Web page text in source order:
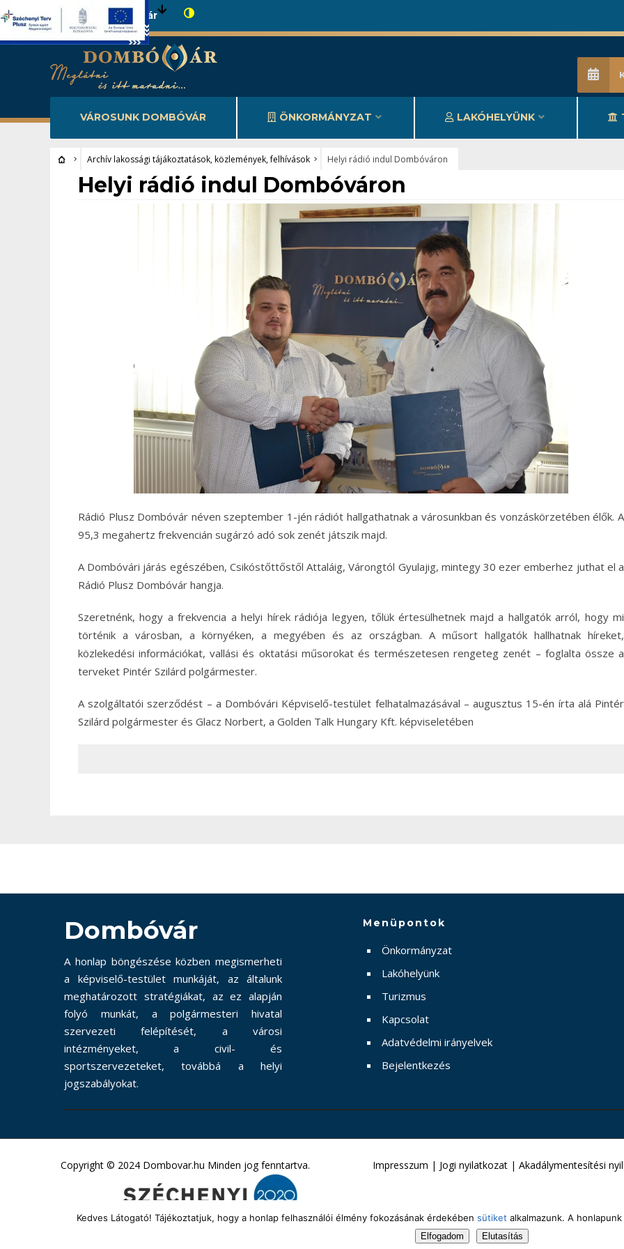
Városunk Dombóvár
VÁROSUNK DOMBÓVÁR ÖNKORMÁNYZAT LAKÓHELYÜNK
Archív lakossági tájákoztatások, közlemények, felhívások Helyi rádió indul Dombóváron
Archív lakossági tájákoztatások, közlemények, felhívások
Helyi rádió indul Dombóváron
Rádió Plusz Dombóvár néven szeptember 1-jén rádiót hallgathatnak a városunkban és vonzáskörzetében élők. A
95,3 megahertz frekvencián sugárzó adó sok zenét játszik majd.
A Dombóvári járás egészében, Csikóstőttőstől Attaláig, Várongtól Gyulajig, mintegy 30 ezer emberhez juthat el a
Rádió Plusz Dombóvár hangja.
Szeretnénk, hogy a frekvencia a helyi hírek rádiója legyen, tőlük értesülhetnek majd a hallgatók arról, hogy mi
történik a városban, a környéken, a megyében és az országban. A műsort hallgatók hallhatnak híreket,
közlekedési információkat, vallási és oktatási műsorokat és természetesen rengeteg zenét – foglalta össze a
terveket Pintér Szilárd polgármester.
A szolgáltatói szerződést – a Dombóvári Képviselő-testület felhatalmazásával – augusztus 15-én írta alá Pintér
Szilárd polgármester és Glacz Norbert, a Golden Talk Hungary Kft. képviseletében
Dombóvár
A honlap böngészése közben megismerheti
a képviselő-testület munkáját, az általunk
meghatározott stratégiákat, az ez alapján
folyó munkát, a polgármesteri hivatal
szervezeti felépítését, a városi
intézményeket, a civil- és
sportszervezeteket, továbbá a helyi
jogszabályokat.
Menüpontok
Önkormányzat
Lakóhelyünk
Turizmus
Kapcsolat
Adatvédelmi irányelvek
Bejelentkezés
Copyright © 2024 Dombovar.hu Minden jog fenntartva. Impresszum | Jogi nyilatkozat | Akadálymentesítési
Kedves Látogató! Tájékoztatjuk, hogy a honlap felhasználói élmény fokozásának érdekében sütiket alkalmazunk. A
Elfogadom Elutasítás